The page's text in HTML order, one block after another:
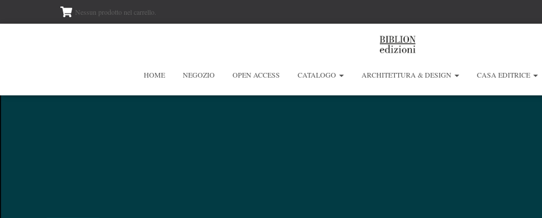
Nessun prodotto nel carrello.
HOME NEGOZIO OPEN ACCESS CATALOGO ARCHITETTURA & DESIGN CASA EDITRICE